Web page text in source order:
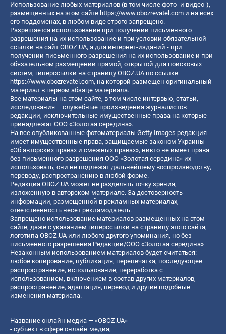
Использование любых материалов (в том числе фото- и видео-),
размещенных на этом сайте https://www.obozrevatel.com и на всех
его поддоменах, в любом виде строго запрещено.
Разрешается использование при получении письменного
разрешения на их использование и при условии обязательной
ссылки на сайт OBOZ.UA, а для интернет-изданий - при
получении письменного разрешения на их использование и при
обязательном размещении прямой, открытой для поисковых
систем, гиперссылки на страницу OBOZ.UA по ссылке
https://www.obozrevatel.com, на которой размещен оригинальный
материал в первом абзаце материала.
Все материалы на этом сайте, в том числе интервью, статьи,
исследования – служебные произведения журналистов
редакции, исключительные имущественные права на которые
принадлежат ООО «Золотая середина».
На все опубликованные фотоматериалы Getty Images редакция
имеет имущественные права, защищаемые законом Украины
«Об авторских правах и смежных правах», никто не имеет права
без письменного разрешения ООО «Золотая середина» их
использовать, они не подлежат дальнейшему воспроизводству,
переводу, распространению в любой форме.
Редакция OBOZ.UA может не разделять точку зрения,
изложенную в авторском материале. За достоверность
информации, размещенной в рекламных материалах,
ответственность несет рекламодатель.
Запрещено использование материалов размещенных на этом
сайте, даже с указанием гиперссылки на страницу этого сайта,
логотипа OBOZ.UA или любого другого упоминания, но без
письменного разрешения Редакции/ООО «Золотая середина»
Незаконным использованием материалов будет считаться:
любое копирование, публикация, перепечатка, последующее
распространение, использование, переработка с
использованием, включением в состав других материалов,
распространение, адаптация, перевод и другие подобные
изменения материала.
Название онлайн медиа — «OBOZ.UA»
- субъект в сфере онлайн медиа;